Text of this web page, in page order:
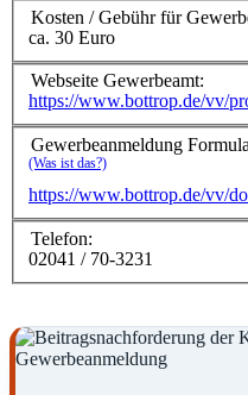
Kosten / Gebühr für
ca. 30 Euro
Webseite Gewerbeamt:
https://www.bottrop.de/vv/
Gewerbeanmeldung
(Was ist das?)
https://www.bottrop.de/vv/
Telefon:
02041 / 70-3231